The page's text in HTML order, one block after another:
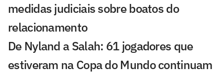
medidas judiciais sobre boatos do
relacionamento
De Nyland a Salah: 61 jogadores que
estiveram na Copa do Mundo continuam